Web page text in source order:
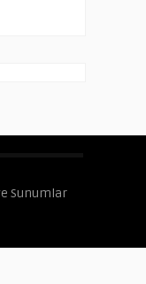
Sunumlar